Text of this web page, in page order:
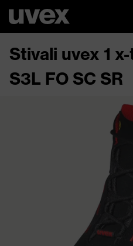
Stivali uvex 1
S3L FO SC SR